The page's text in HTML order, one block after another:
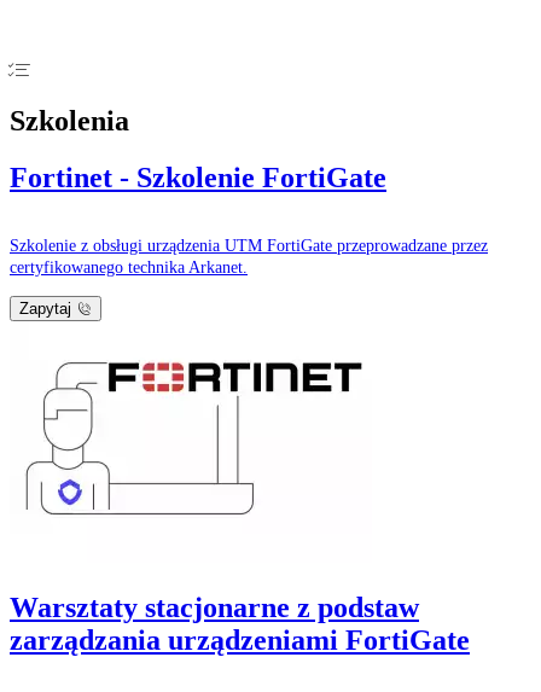
Szkolenia
Fortinet - Szkolenie FortiGate
Szkolenie z obsługi urządzenia UTM FortiGate przeprowadzane przez
certyfikowanego technika Arkanet.
Zapytaj
Warsztaty stacjonarne z podstaw
zarządzania urządzeniami FortiGate